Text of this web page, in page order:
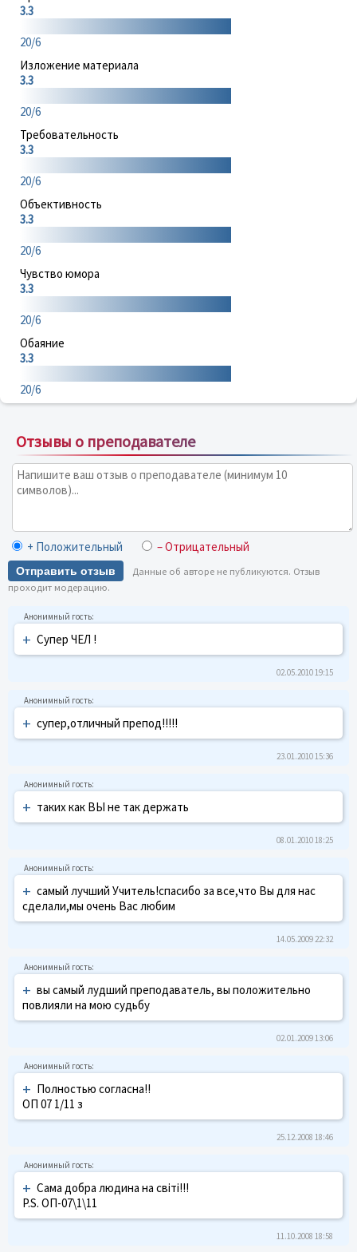
3.3
20/6
Изложение материала
3.3
20/6
Требовательность
3.3
20/6
Объективность
3.3
20/6
Чувство юмора
3.3
20/6
Обаяние
3.3
20/6
Отзывы о преподавателе
+ Положительный – Отрицательный
Отправить отзыв
Данные об авторе не публикуются. Отзыв
проходит модерацию.
+ Супер ЧЕЛ !
02.05.2010 19:15
+ супер,отличный препод!!!!!
23.01.2010 15:36
+ таких как ВЫ не так держать
08.01.2010 18:25
+ самый лучший Учитель!спасибо за все,что Вы для нас
сделали,мы очень Вас любим
14.05.2009 22:32
+ вы самый лудший преподаватель, вы положительно
повлияли на мою судьбу
02.01.2009 13:06
+ Полностью согласна!!
ОП 07 1/11 з
25.12.2008 18:46
+ Сама добра людина на світі!!!
P.S. ОП-07\1\11
11.10.2008 18:58